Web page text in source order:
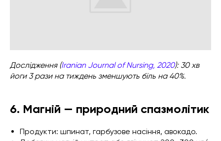
Дослідження (Iranian Journal of Nursing, 2020): 30 хв
йоги 3 рази на тиждень зменшують біль на 40%.
6. Магній — природний спазмолітик
Продукти: шпинат, гарбузове насіння, авокадо.